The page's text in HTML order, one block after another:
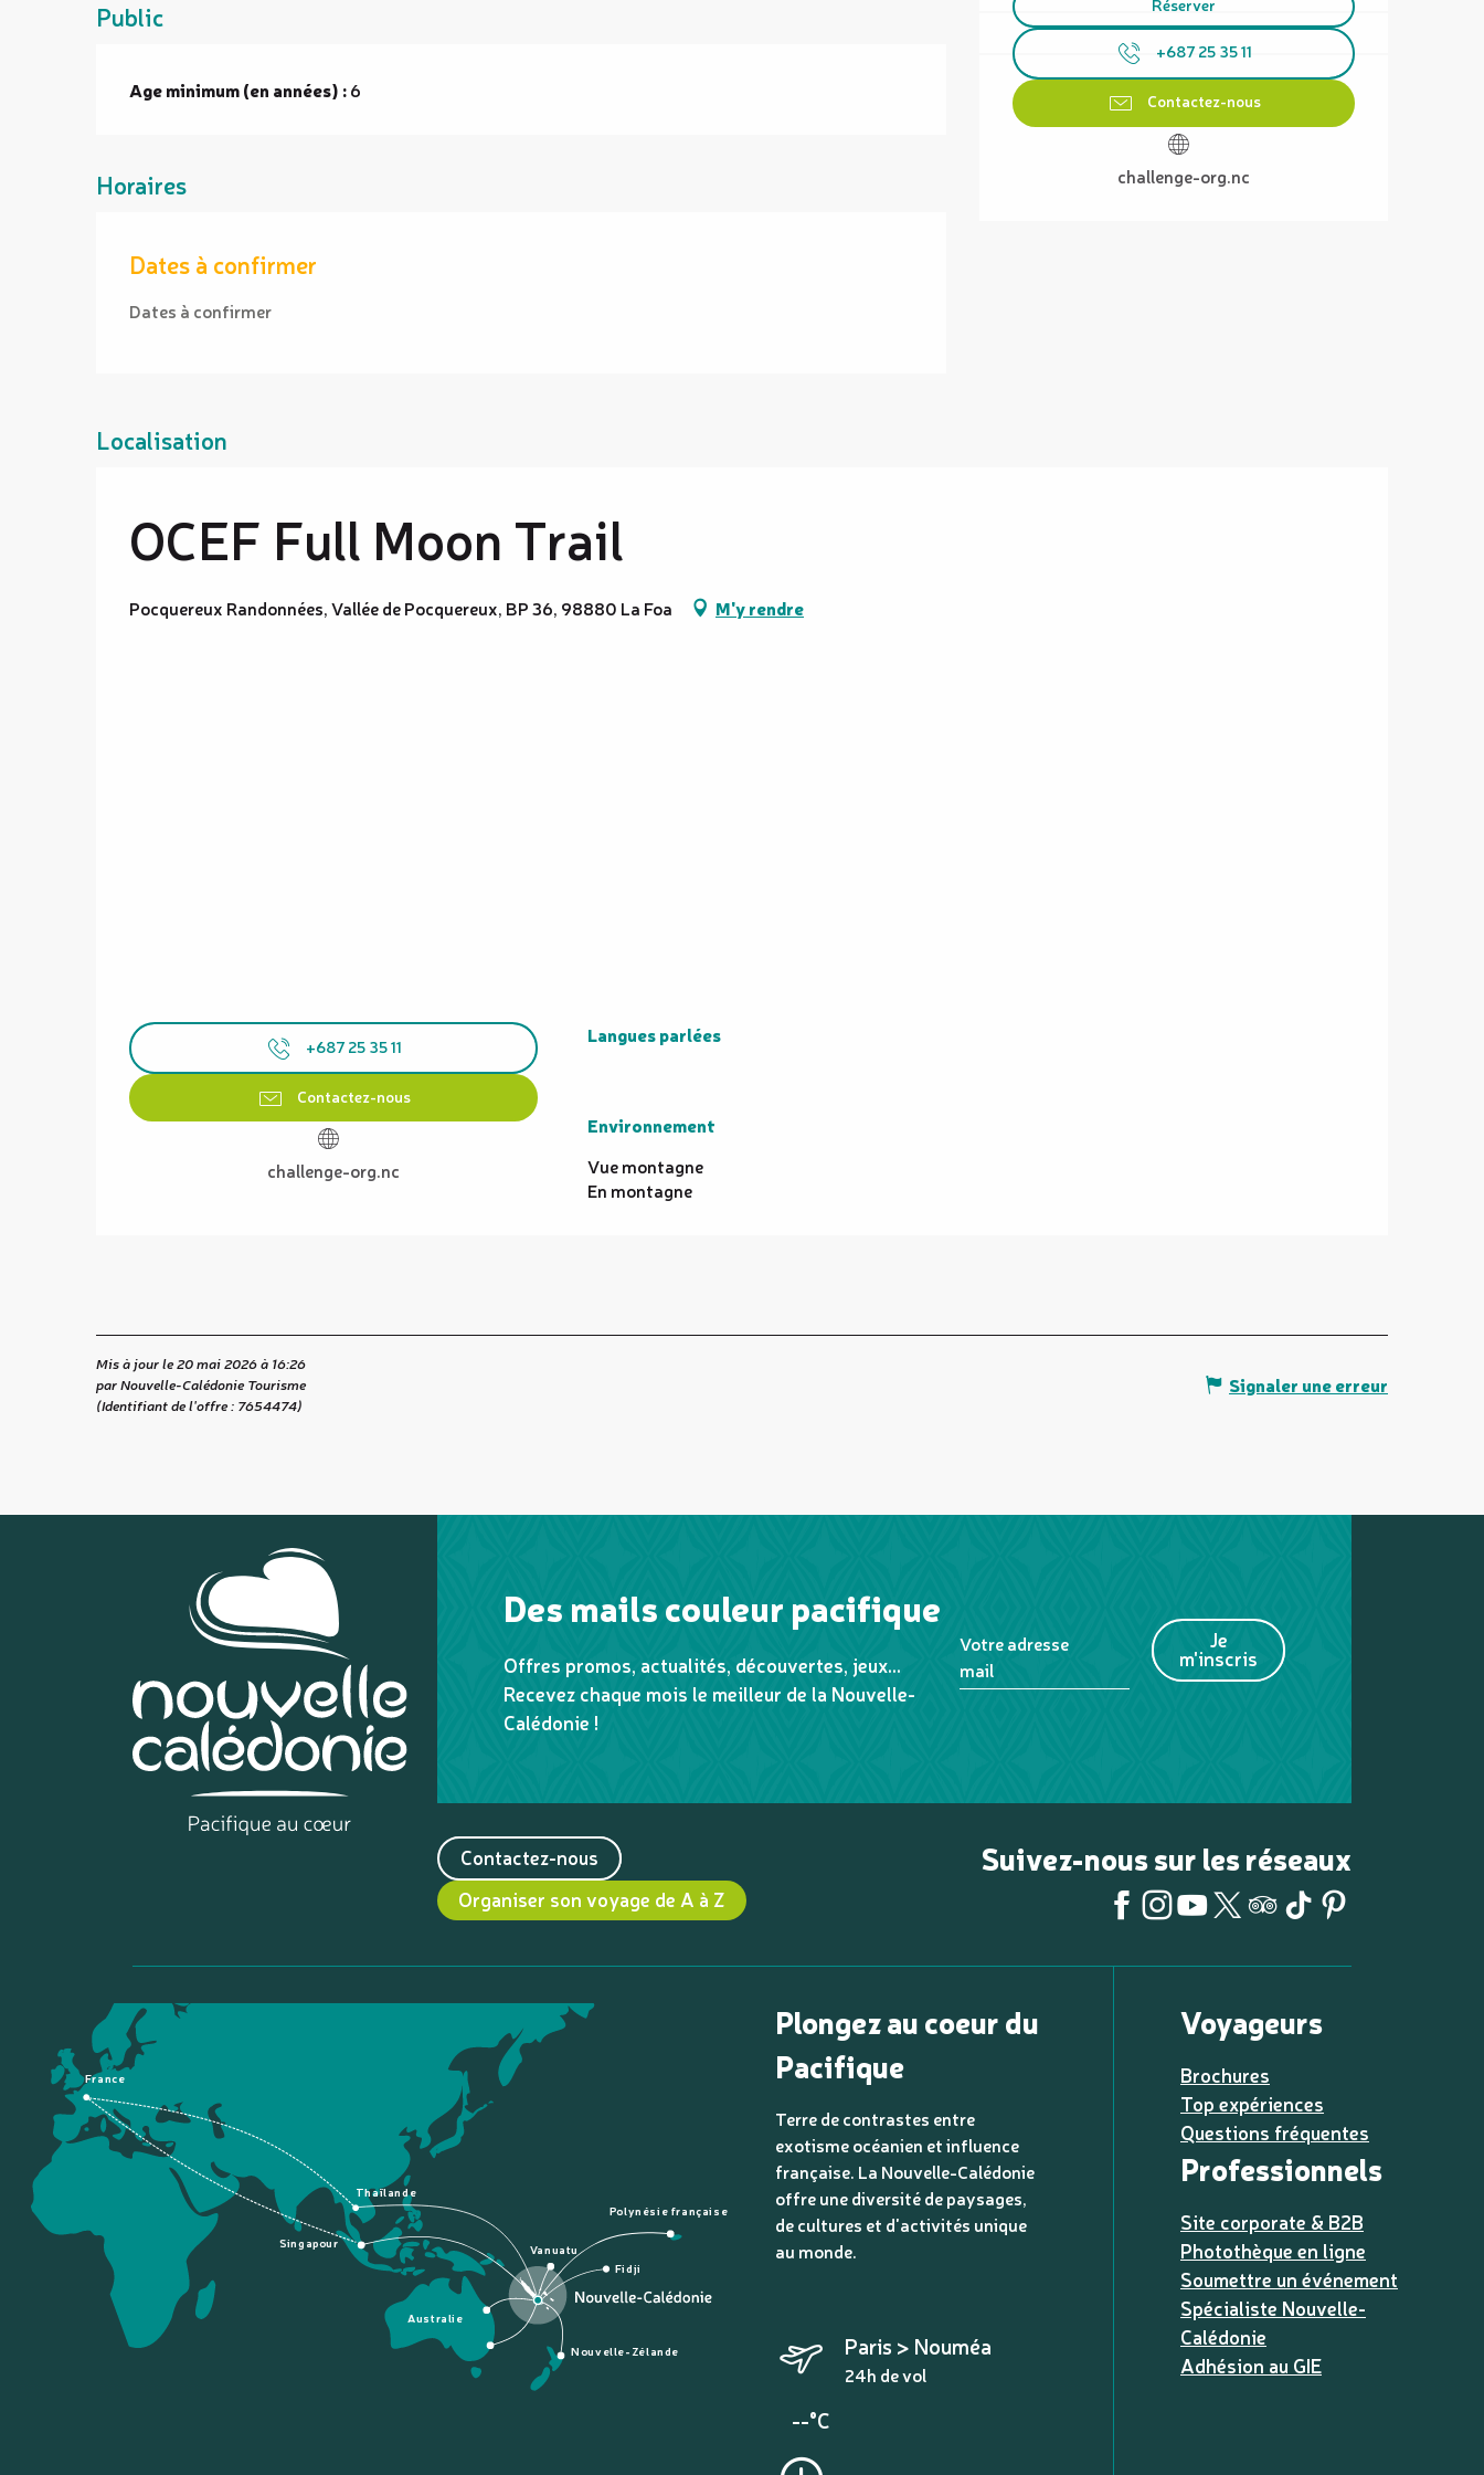
+687 25 35 11
Contactez-nous
challenge-org.nc
Public
Age minimum (en années) :6
Horaires
Dates à confirmer
Dates à confirmer
Localisation
OCEF Full Moon Trail
Pocquereux Randonnées, Vallée de Pocquereux, BP 36, 98880 La Foa M'y rendre
+687 25 35 11
Contactez-nous
challenge-org.nc
Langues parlées
Langues parlées
Environnement
Environnement
Vue montagne
En montagne
Mis à jour le 20 mai 2026 à 16:26
par Nouvelle-Calédonie Tourisme
(Identifiant de l'offre : 7654474)
Signaler une erreur
Des mails couleur pacifique
Offres promos, actualités, découvertes, jeux...
Recevez chaque mois le meilleur de la Nouvelle-
Calédonie !
Votre adresse
mail
Je
m'inscris
Contactez-nous
Organiser son voyage de A à Z
Suivez-nous sur les réseaux
France
Polynésie française
Fidji
Nouvelle-Zélande
Australie
Singapour
Thaïlande
Vanuatu
Plongez au coeur du
Pacifique
Terre de contrastes entre
exotisme océanien et influence
française. La Nouvelle-Calédonie
offre une diversité de paysages,
de cultures et d'activités unique
au monde.
Paris > Nouméa
24h de vol
--°C
Voyageurs
Brochures
Top expériences
Questions fréquentes
Professionnels
Site corporate & B2B
Photothèque en ligne
Soumettre un événement
Spécialiste Nouvelle-
Calédonie
Adhésion au GIE